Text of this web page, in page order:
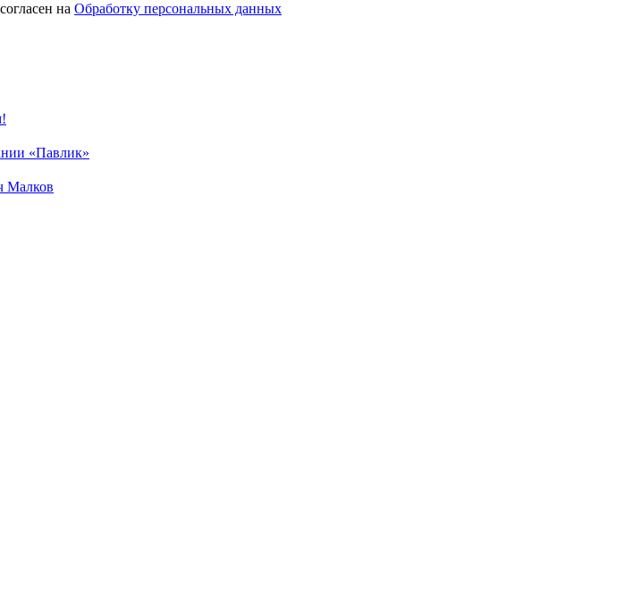
на Обработку персональных данных
«Павлик»
Малков